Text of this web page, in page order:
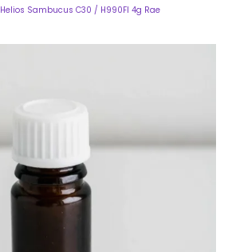
Helios Sambucus C30 / H990FI 4g Rae